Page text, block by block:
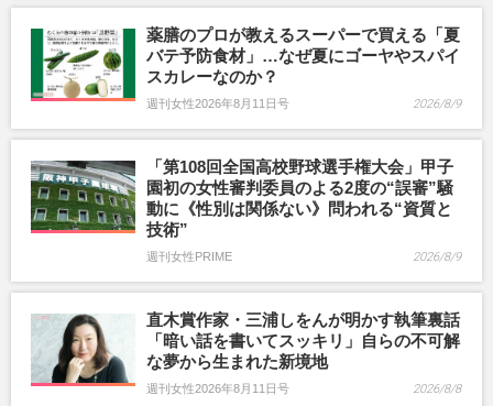
薬膳のプロが教えるスーパーで買える「夏
バテ予防食材」…なぜ夏にゴーヤやスパイ
スカレーなのか？
週刊女性2026年8月11日号 2026/8/9
「第108回全国高校野球選手権大会」甲子
園初の女性審判委員のよる2度の“誤審”騒
動に《性別は関係ない》問われる“資質と
技術”
週刊女性PRIME 2026/8/9
直木賞作家・三浦しをんが明かす執筆裏話
「暗い話を書いてスッキリ」自らの不可解
な夢から生まれた新境地
週刊女性2026年8月11日号 2026/8/8